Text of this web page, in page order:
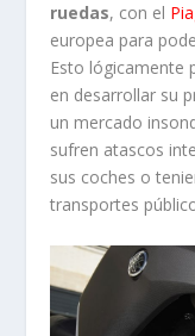
ruedas, con el
europea para
Esto lógicamente
en desarrollar su
un mercado
sufren atascos
sus coches o
transportes